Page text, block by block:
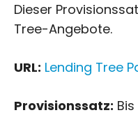
Dieser
Tree-Angebote.
URL: Lending Tree
Provisionssatz: